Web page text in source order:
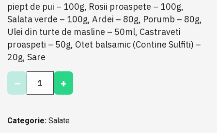
piept de pui – 100g, Rosii proaspete – 100g,
Salata verde – 100g, Ardei – 80g, Porumb – 80g,
Ulei din turte de masline – 50ml, Castraveti
proaspeti – 50g, Otet balsamic (Contine Sulfiti) –
20g, Sare
C
n
t
− +
Categorie: Salate